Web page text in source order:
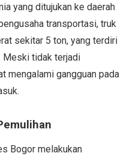
yang ditujukan ke daerah
transportasi, truk
sekitar 5 ton, yang terdiri
Meski tidak terjadi
mengalami gangguan pada
Bogor melakukan